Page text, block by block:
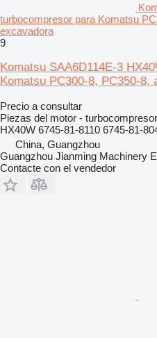
turbocompresor para Komatsu
excavadora
9
Komatsu SAA6D114E-3
Komatsu PC300-8, PC350-8,
Precio a consultar
Piezas del motor - turbocompresor
HX40W 6745-81-8110 6745-81-
China, Guangzhou
Guangzhou Jianming Machinery
Contacte con el vendedor